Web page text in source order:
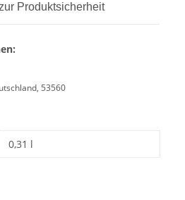
Produktsicherheit
53560
0,31 l